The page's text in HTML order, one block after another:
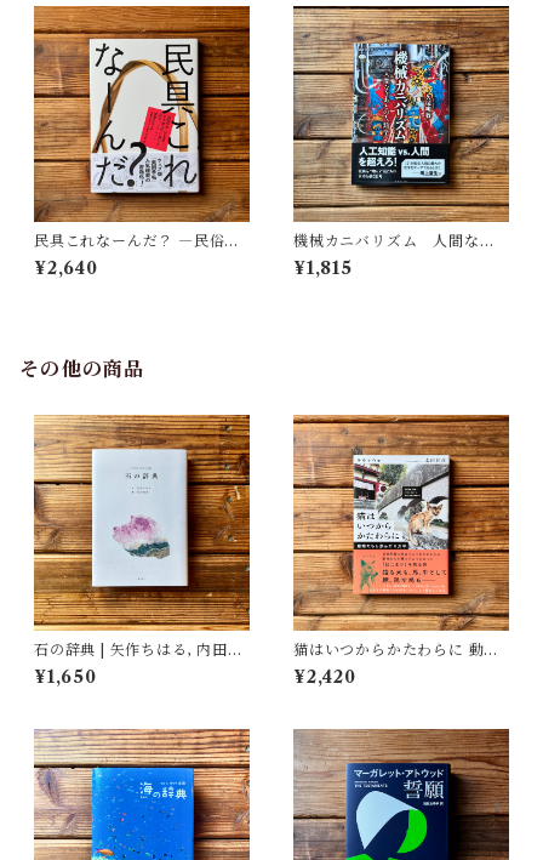
民具これなーんだ？ ―民俗学
者・宮本常一が美術大学に遺
した民具コレクション | 加藤幸
¥2,640
機械カニバリズム 人間なき
あとの人類学へ｜久保 明教
¥1,815
その他の商品
石の辞典 | 矢作ちはる, 内田有
美 (イラスト)
¥1,650
猫はいつからかたわらに 動物
たちと歩んだ１万年 | 太田 匡
彦
¥2,420